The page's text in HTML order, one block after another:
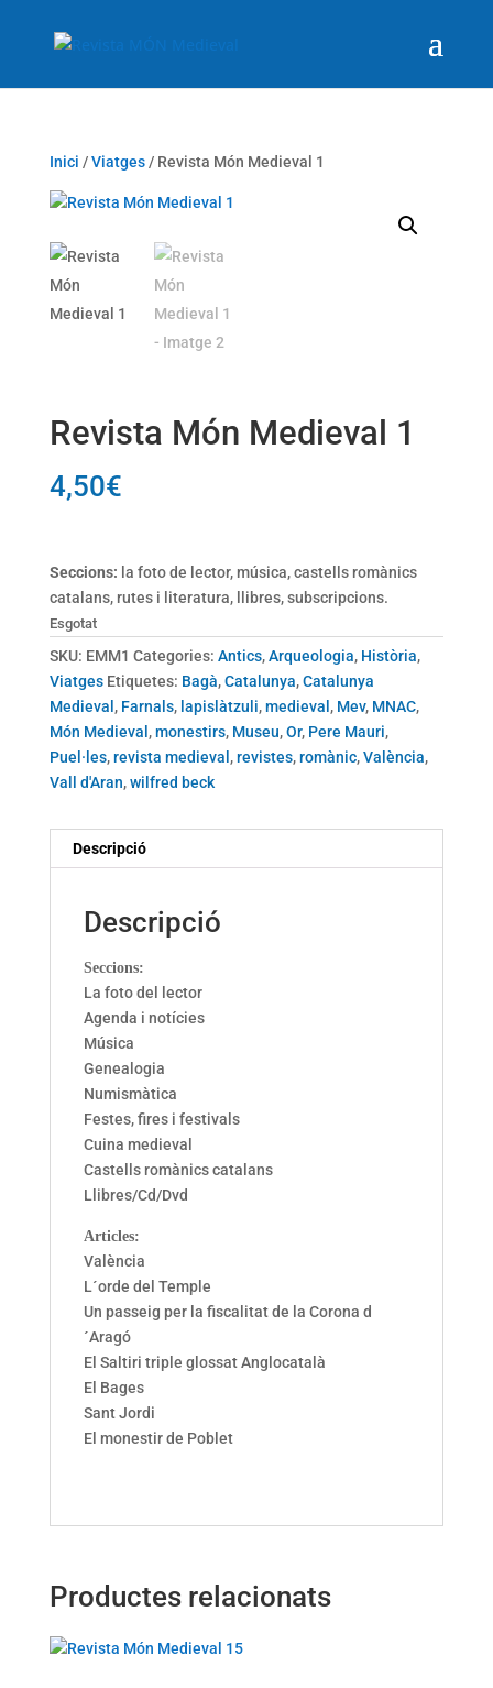
Inici /Viatges/ Revista Món Medieval 1
Revista Món Medieval 1
4,50€
Seccions: la foto de lector, música, castells romànics
catalans, rutes i literatura, llibres, subscripcions.
Esgotat
SKU: EMM1 Categories: Antics,Arqueologia, Història,
Viatges Etiquetes: Bagà,Catalunya,Catalunya
Medieval , Farnals, lapislàtzuli,medieval , Mev, MNAC,
Món Medieval ,monestirs, Museu,Or, Pere Mauri,
Puel·les,revista medieval ,revistes,romànic,València,
Vall d'Aran,wilfred beck
Descripció
Descripció
Seccions:
La foto del lector
Agenda i notícies
Música
Genealogia
Numismàtica
Festes, fires i festivals
Cuina medieval
Castells romànics catalans
Llibres/Cd/Dvd
Articles:
València
L´orde del Temple
Un passeig per la fiscalitat de la Corona d
´Aragó
El Saltiri triple glossat Anglocatalà
El Bages
Sant Jordi
El monestir de Poblet
Productes relacionats